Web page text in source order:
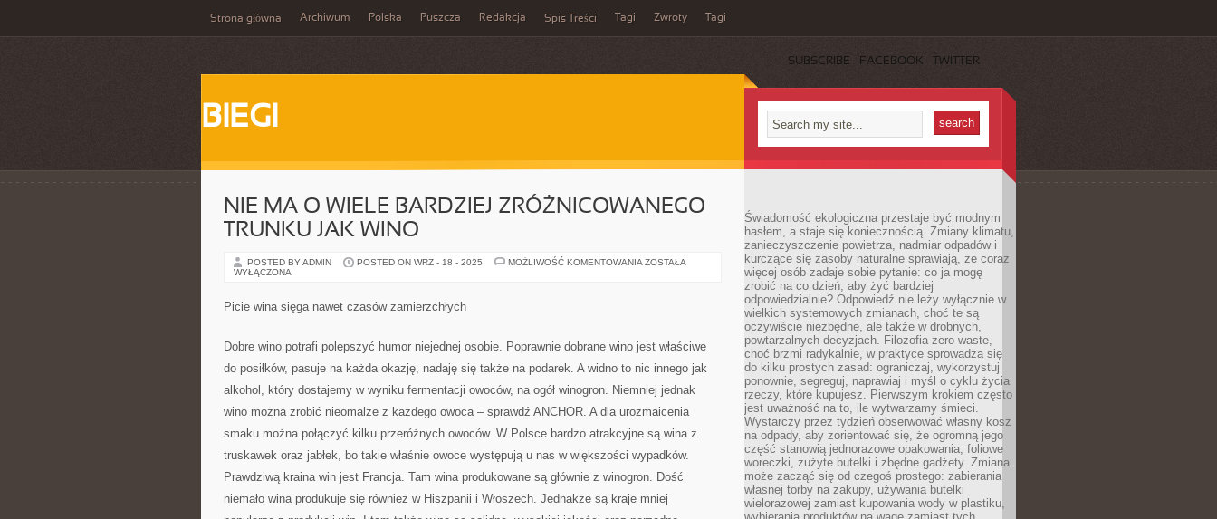
Strona główna Archiwum Polska Puszcza Redakcja Spis Treści Tagi Zwroty Tagi
SUBSCRIBE FACEBOOK TWITTER
BIEGI
NIE MA O WIELE BARDZIEJ ZRÓŻNICOWANEGO
TRUNKU JAK WINO
POSTED BY ADMIN POSTED ON WRZ - 18 - 2025 MOŻLIWOŚĆ KOMENTOWANIA NIE
WINO
ZOSTAŁA
WYŁĄCZONA
Picie wina sięga nawet czasów zamierzchłych
Dobre wino potrafi polepszyć humor niejednej osobie. Poprawnie dobrane wino jest właściwe
do posiłków, pasuje na każda okazję, nadaję się także na podarek. A widno to nic innego jak
alkohol, który dostajemy w wyniku fermentacji owoców, na ogół winogron. Niemniej jednak
wino można zrobić nieomalże z każdego owoca – sprawdź ANCHOR. A dla urozmaicenia
smaku można połączyć kilku przeróżnych owoców. W Polsce bardzo atrakcyjne są wina z
truskawek oraz jabłek, bo takie właśnie owoce występują u nas w większości wypadków.
Prawdziwą kraina win jest Francja. Tam wina produkowane są głównie z winogron. Dość
niemało wina produkuje się również w Hiszpanii i Włoszech. Jednakże są kraje mniej
Świadomość ekologiczna przestaje być modnym
hasłem, a staje się koniecznością. Zmiany klimatu,
zanieczyszczenie powietrza, nadmiar odpadów i
kurczące się zasoby naturalne sprawiają, że coraz
więcej osób zadaje sobie pytanie: co ja mogę
zrobić na co dzień, aby żyć bardziej
odpowiedzialnie? Odpowiedź nie leży wyłącznie w
wielkich systemowych zmianach, choć te są
oczywiście niezbędne, ale także w drobnych,
powtarzalnych decyzjach. Filozofia zero waste,
choć brzmi radykalnie, w praktyce sprowadza się
do kilku prostych zasad: ograniczaj, wykorzystuj
ponownie, segreguj, naprawiaj i myśl o cyklu życia
rzeczy, które kupujesz. Pierwszym krokiem często
jest uważność na to, ile wytwarzamy śmieci.
Wystarczy przez tydzień obserwować własny kosz
na odpady, aby zorientować się, że ogromną jego
część stanowią jednorazowe opakowania, foliowe
woreczki, zużyte butelki i zbędne gadżety. Zmiana
może zacząć się od czegoś prostego: zabierania
własnej torby na zakupy, używania butelki
wielorazowej zamiast kupowania wody w plastiku,